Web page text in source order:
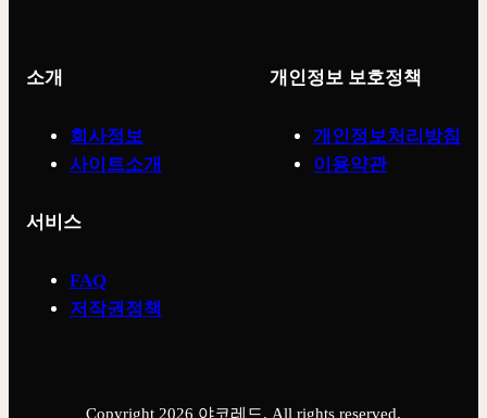
소개
회사정보
사이트소개
개인정보 보호정책
개인정보처리방침
이용약관
서비스
FAQ
저작권정책
Copyright 2026 야코레드. All rights reserved.